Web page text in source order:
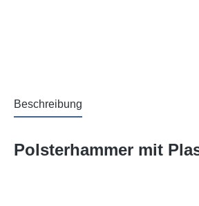
Beschreibung
Polsterhammer mit